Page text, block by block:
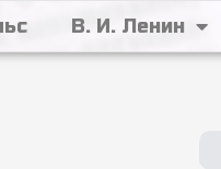
В. И. Ленин